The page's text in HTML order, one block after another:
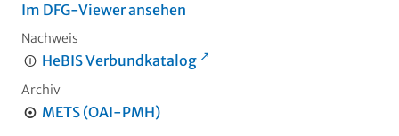
Im DFG-Viewer ansehen
Nachweis
HeBIS Verbundkatalog
Archiv
METS (OAI-PMH)